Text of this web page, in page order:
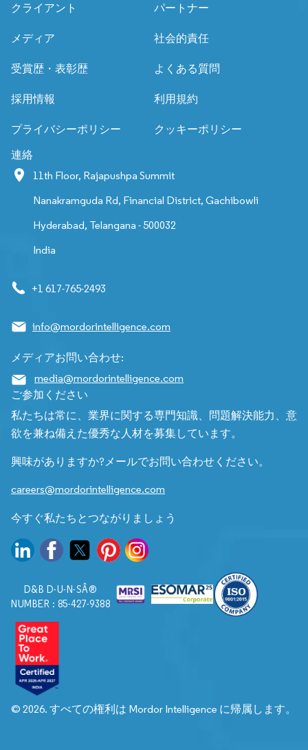
クライアント パートナー
メディア 社会的責任
受賞歴・表彰歴 よくある質問
採用情報 利用規約
プライバシーポリシー クッキーポリシー
連絡
11th Floor, Rajapushpa Summit
Nanakramguda Rd, Financial District, Gachibowli
Hyderabad, Telangana - 500032
India
+1 617-765-2493
info@mordorintelligence.com
メディアお問い合わせ:
media@mordorintelligence.com
ご参加ください
私たちは常に、業界に関する専門知識、問題解決能力、意
欲を兼ね備えた優秀な人材を募集しています。
興味がありますか?メールでお問い合わせください。
careers@mordorintelligence.com
今すぐ私たちとつながりましょう
D&B D-U-N-SÂ®
NUMBER : 85-427-9388
© 2026. すべての権利は Mordor Intelligence に帰属します。